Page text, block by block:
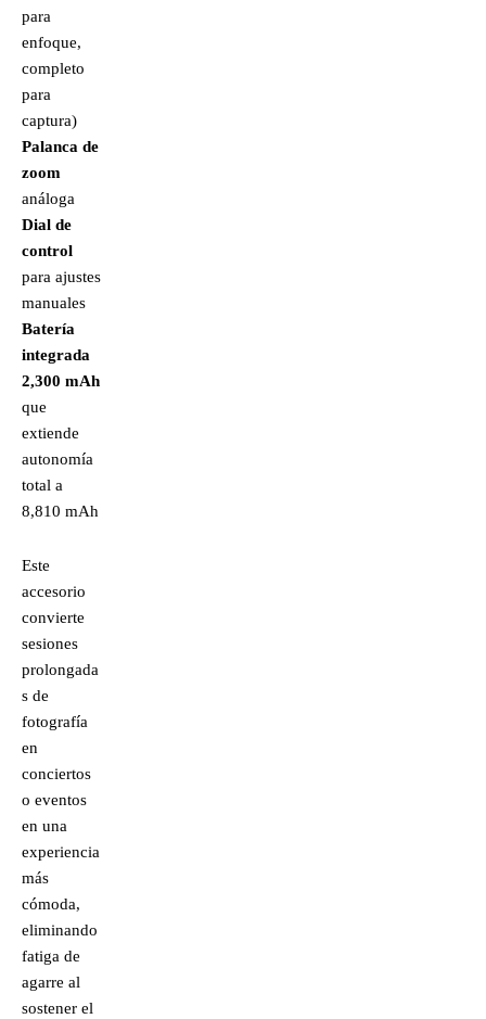
para
enfoque,
completo
para
captura)
Palanca de
zoom
análoga
Dial de
control
para ajustes
manuales
Batería
integrada
2,300 mAh
que
extiende
autonomía
total a
8,810 mAh
Este
accesorio
convierte
sesiones
prolongada
s de
fotografía
en
conciertos
o eventos
en una
experiencia
más
cómoda,
eliminando
fatiga de
agarre al
sostener el